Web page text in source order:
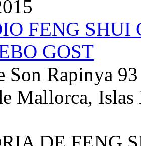
FENG
GOST
Son Rapinya 93
Mallorca, Islas